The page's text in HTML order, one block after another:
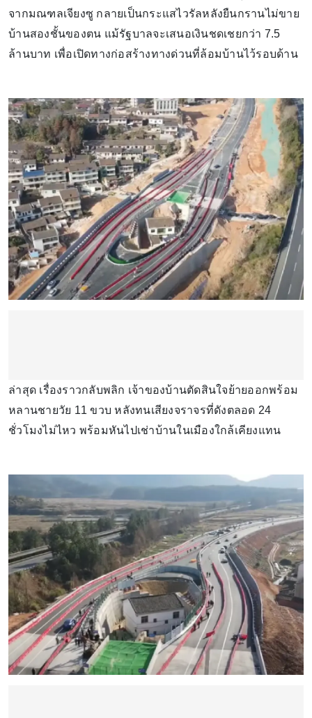
จากมณฑลเจียงซู กลายเป็นกระแสไวรัลหลังยืนกรานไม่ขาย
บ้านสองชั้นของตน แม้รัฐบาลจะเสนอเงินชดเชยกว่า 7.5
ล้านบาท เพื่อเปิดทางก่อสร้างทางด่วนที่ล้อมบ้านไว้รอบด้าน
ล่าสุด เรื่องราวกลับพลิก เจ้าของบ้านตัดสินใจย้ายออกพร้อม
หลานชายวัย 11 ขวบ หลังทนเสียงจราจรที่ดังตลอด 24
ชั่วโมงไม่ไหว พร้อมหันไปเช่าบ้านในเมืองใกล้เคียงแทน